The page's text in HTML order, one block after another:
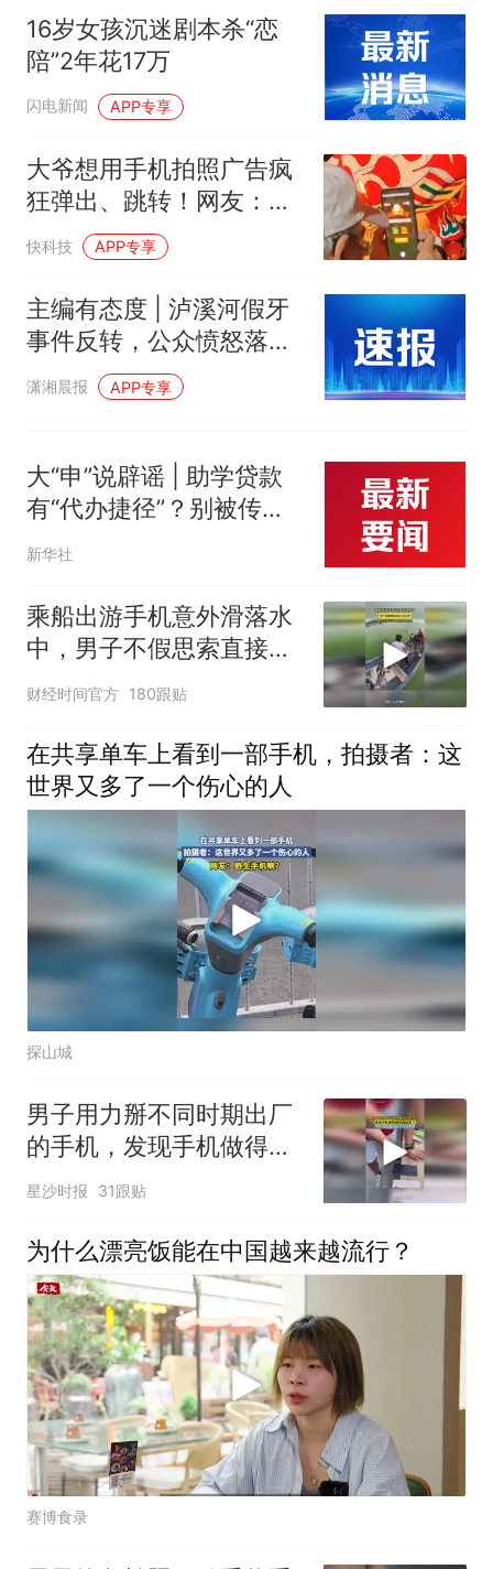
回大海 目击者直呼震惊 （视频
来源：参考消息）
笔试第一被第二名传话劝弃考
官方通报
热
那个在床头放菜刀的女孩，
人生
16岁女孩沉迷剧本杀“恋
陪”2年花17万
闪电新闻 APP专享
大爷想用手机拍照广告疯
狂弹出、跳转！网友：忙
活半天下了10个App
快科技 APP专享
主编有态度 | 泸溪河假牙
事件反转，公众愤怒落在
何处
潇湘晨报 APP专享
大“申”说辟谣 | 助学贷款
有“代办捷径”？别被传言
误导
新华社
乘船出游手机意外滑落水
中，男子不假思索直接下
水打捞
财经时间官方 180跟贴
在共享单车上看到一部手机，拍摄者：这
世界又多了一个伤心的人
探山城
男子用力掰不同时期出厂
的手机，发现手机做得越
来越结实了，网友：这测
星沙时报 31跟贴
为什么漂亮饭能在中国越来越流行？
赛博食录